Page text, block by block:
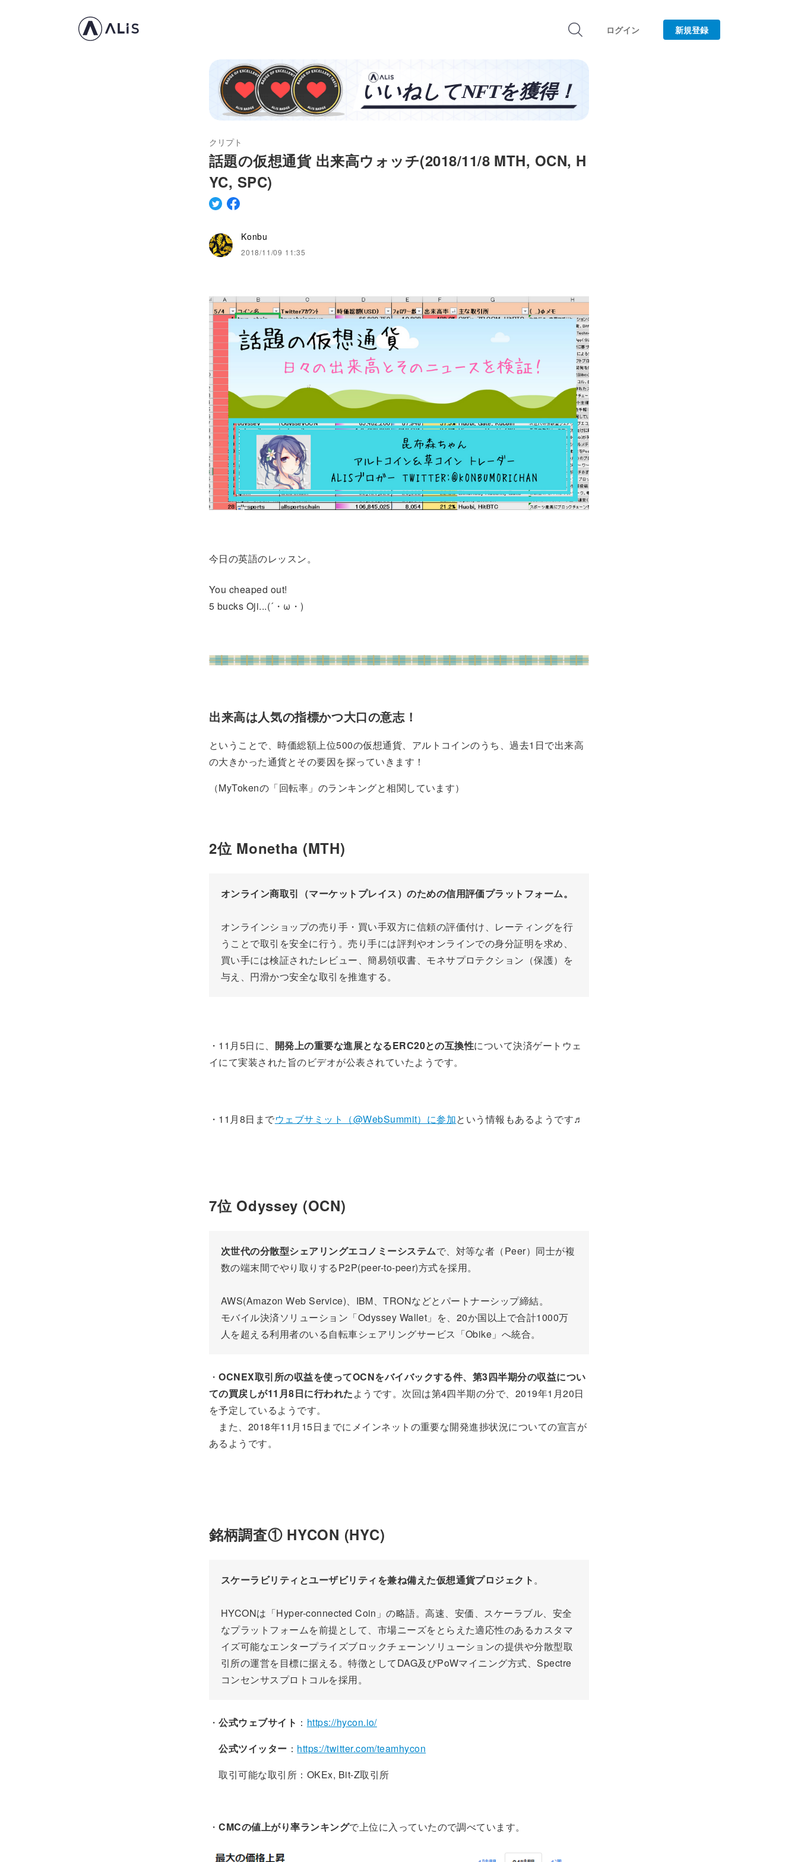
ログイン 新規登録
クリプト
話題の仮想通貨 出来高ウォッチ(2018/11/8 MTH, OCN, H
YC, SPC)
Konbu
2018/11/09 11:35
今日の英語のレッスン。
You cheaped out!
5 bucks Oji...(´・ω・)
出来高は人気の指標かつ大口の意志！
ということで、時価総額上位500の仮想通貨、アルトコインのうち、過去1日で出来高
の大きかった通貨とその要因を探っていきます！
（MyTokenの「回転率」のランキングと相関しています）
2位 Monetha (MTH)
オンライン商取引（マーケットプレイス）のための信用評価プラットフォーム。
オンラインショップの売り手・買い手双方に信頼の評価付け、レーティングを行
うことで取引を安全に行う。売り手には評判やオンラインでの身分証明を求め、
買い手には検証されたレビュー、簡易領収書、モネサプロテクション（保護）を
与え、円滑かつ安全な取引を推進する。
・11月5日に、 開発上の重要な進展となるERC20との互換性について決済ゲートウェ
イにて実装された旨のビデオが公表されていたようです。
・11月8日までウェブサミット（@WebSummit）に参加という情報もあるようです♬
7位 Odyssey (OCN)
次世代の分散型シェアリングエコノミーシステムで、対等な者（Peer）同士が複
数の端末間でやり取りするP2P(peer-to-peer)方式を採用。
AWS(Amazon Web Service)、IBM、TRONなどとパートナーシップ締結。
モバイル決済ソリューション「Odyssey Wallet」を、20か国以上で合計1000万
人を超える利用者のいる自転車シェアリングサービス「Obike」へ統合。
・OCNEX取引所の収益を使ってOCNをバイバックする件、第3四半期分の収益につい
ての買戻しが11月8日に行われたようです。次回は第4四半期の分で、2019年1月20日
を予定しているようです。
また、2018年11月15日までにメインネットの重要な開発進捗状況についての宣言が
あるようです。
銘柄調査① HYCON (HYC)
スケーラビリティとユーザビリティを兼ね備えた仮想通貨プロジェクト。
HYCONは「Hyper-connected Coin」の略語。高速、安価、スケーラブル、安全
なプラットフォームを前提として、市場ニーズをとらえた適応性のあるカスタマ
イズ可能なエンタープライズブロックチェーンソリューションの提供や分散型取
引所の運営を目標に据える。特徴としてDAG及びPoWマイニング方式、Spectre
コンセンサスプロトコルを採用。
・公式ウェブサイト ： https://hycon.io/
公式ツイッター ： https://twitter.com/teamhycon
取引可能な取引所：OKEx, Bit-Z取引所
・CMCの値上がり率ランキングで上位に入っていたので調べています。